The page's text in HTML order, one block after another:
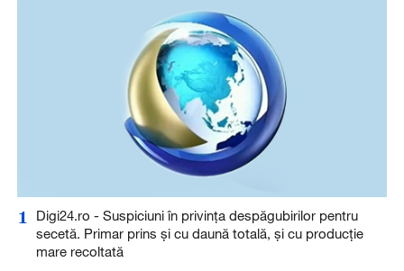
1
Digi24.ro - Suspiciuni în privința despăgubirilor pentru
secetă. Primar prins și cu daună totală, și cu producție
mare recoltată